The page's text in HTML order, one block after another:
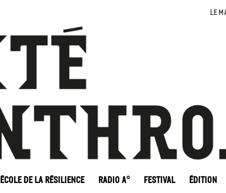
LE
ÉCOLE DE LA RÉSILIENCE RADIO A° FESTIVAL ÉDITION